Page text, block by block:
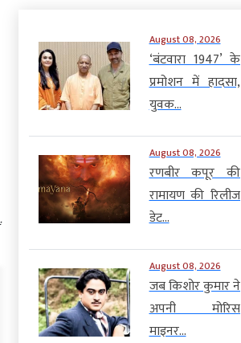
August 08, 2026
‘बंटवारा 1947’ के
प्रमोशन में हादसा,
युवक...
August 08, 2026
रणबीर कपूर की
रामायण की रिलीज
डेट...
August 08, 2026
जब किशोर कुमार ने
अपनी मोरिस
माइनर...